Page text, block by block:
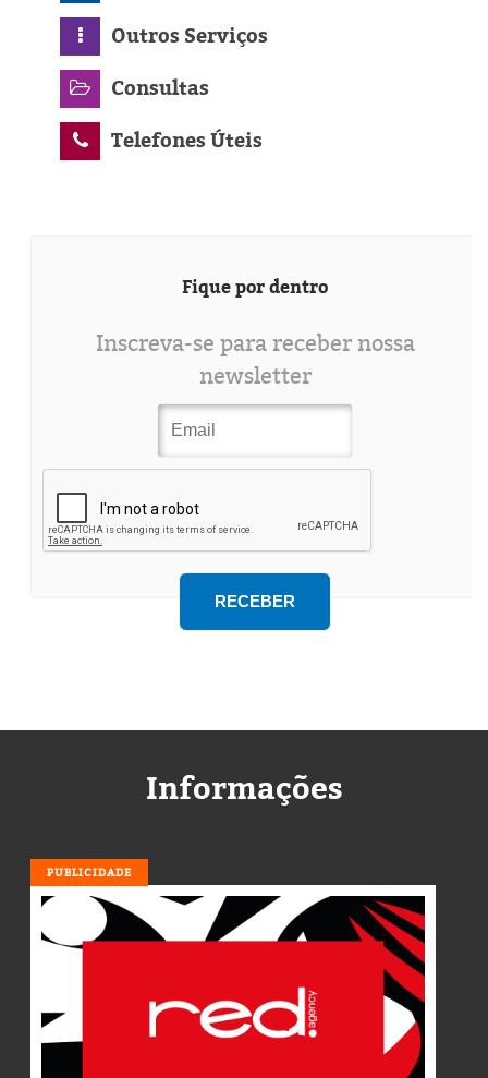
Outros Serviços
Consultas
Telefones Úteis
Fique por dentro
Inscreva-se para receber nossa
newsletter
Informações
PUBLICIDADE